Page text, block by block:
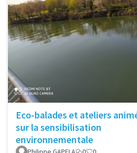
Eco-balades et ateliers
sur la sensibilisation
environnementale